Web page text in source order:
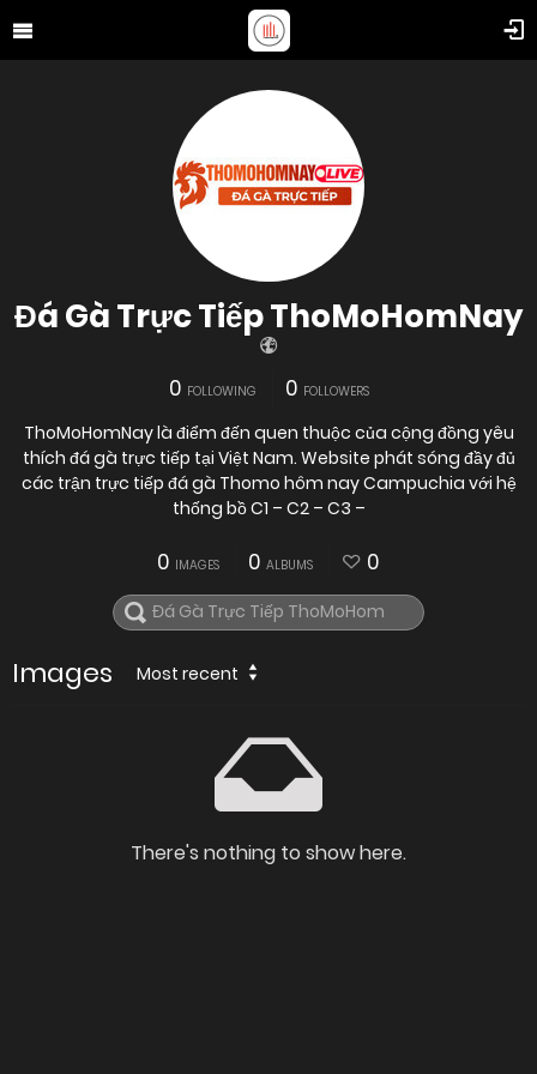
Đá Gà Trực Tiếp ThoMoHomNay
0 FOLLOWING 0 FOLLOWERS
ThoMoHomNay là điểm đến quen thuộc của cộng đồng yêu
thích đá gà trực tiếp tại Việt Nam. Website phát sóng đầy đủ
các trận trực tiếp đá gà Thomo hôm nay Campuchia với hệ
thống bồ C1 – C2 – C3 –
0 IMAGES 0 ALBUMS 0
Images Most recent
There's nothing to show here.